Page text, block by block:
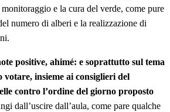
e la cura del verde, come pure
numero di alberi e la realizzazione di
positive, ahimé: e soprattutto sul tema
votare, insieme ai consiglieri del
contro l’ordine del giorno proposto
dall’uscire dall’aula, come pare qualche